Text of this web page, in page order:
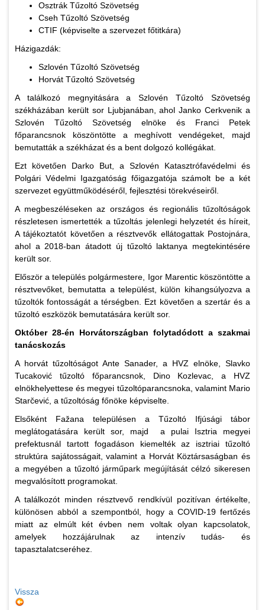
Osztrák Tűzoltó Szövetség
Cseh Tűzoltó Szövetség
CTIF (képviselte a szervezet főtitkára)
Házigazdák:
Szlovén Tűzoltó Szövetség
Horvát Tűzoltó Szövetség
A találkozó megnyitására a Szlovén Tűzoltó Szövetség
székházában került sor Ljubjanában, ahol Janko Cerkvenik a
Szlovén Tűzoltó Szövetség elnöke és Franci Petek
főparancsnok köszöntötte a meghívott vendégeket, majd
bemutatták a székházat és a bent dolgozó kollégákat.
Ezt követően Darko But, a Szlovén Katasztrófavédelmi és
Polgári Védelmi Igazgatóság főigazgatója számolt be a két
szervezet együttműködéséről, fejlesztési törekvéseiről.
A megbeszéléseken az országos és regionális tűzoltóságok
részletesen ismertették a tűzoltás jelenlegi helyzetét és híreit,
A tájékoztatót követően a résztvevők ellátogattak Postojnára,
ahol a 2018-ban átadott új tűzoltó laktanya megtekintésére
került sor.
Először a település polgármestere, Igor Marentic köszöntötte a
résztvevőket, bemutatta a települést, külön kihangsúlyozva a
tűzoltók fontosságát a térségben. Ezt követően a szertár és a
tűzoltó eszközök bemutatására került sor.
Október 28-én Horvátországban folytadódott a szakmai
tanácskozás
A horvát tűzoltóságot Ante Sanader, a HVZ elnöke, Slavko
Tucaković tűzoltó főparancsnok, Dino Kozlevac, a HVZ
elnökhelyettese és megyei tűzoltóparancsnoka, valamint Mario
Starčević, a tűzoltóság főnöke képviselte.
Elsőként Fažana településen a Tűzoltó Ifjúsági tábor
meglátogatására került sor, majd a pulai Isztria megyei
prefektusnál tartott fogadáson kiemelték az isztriai tűzoltó
struktúra sajátosságait, valamint a Horvát Köztársaságban és
a megyében a tűzoltó járműpark megújítását célzó sikeresen
megvalósított programokat.
A találkozót minden résztvevő rendkívül pozitívan értékelte,
különösen abból a szempontból, hogy a COVID-19 fertőzés
miatt az elmúlt két évben nem voltak olyan kapcsolatok,
amelyek hozzájárulnak az intenzív tudás- és
tapasztalatcseréhez.
Vissza